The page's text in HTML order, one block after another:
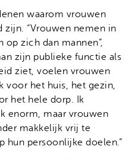
waarom vrouwen
“Vrouwen nemen in
zich dan mannen”,
zijn publieke functie als
ziet, voelen vrouwen
voor het huis, het gezin,
het hele dorp. Ik
enorm, maar vrouwen
makkelijk vrij te
hun persoonlijke doelen.”